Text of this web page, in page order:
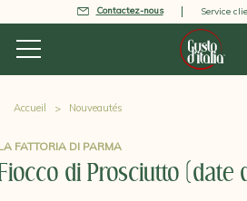
Contactez-nous Service
Accueil Nouveautés
FATTORIA DI PARMA
di Prosciutto (date